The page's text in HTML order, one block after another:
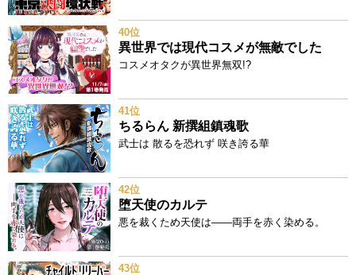
40位
異世界では現代コスメが無敵でした
コスメオタクが異世界無双!?
41位
ちるらん 新撰組鎮魂歌
武士は 散るを恐れず 咲き誇る華
42位
堕天使のカルテ
悪を裁くため天使は——両手を赤く染める。
43位